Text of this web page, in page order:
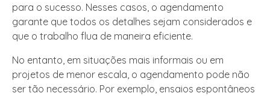
para o sucesso. Nesses casos, o agendamento
garante que todos os detalhes sejam considerados e
que o trabalho flua de maneira eficiente.
No entanto, em situações mais informais ou em
projetos de menor escala, o agendamento pode não
ser tão necessário. Por exemplo, ensaios espontâneos